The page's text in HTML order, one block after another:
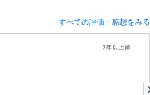
すべての評価・感想をみる
3年以上前